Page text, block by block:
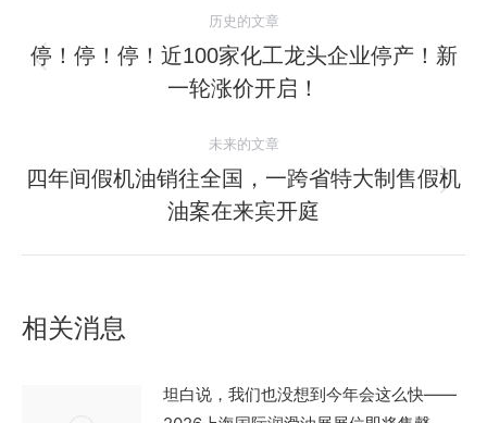
章
历史的文章
历
史
章：
停！停！停！近100家化工龙头企业停产！新
一轮涨价开启！
未来的文章
未
来
的
四年间假机油销往全国，一跨省特大制售假机
油案在来宾开庭
相关消息
坦白说，我们也没想到今年会这么快——